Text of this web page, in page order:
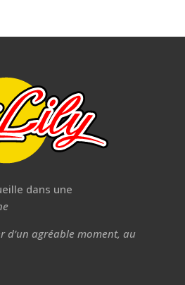
dans une
d’un agréable moment, au